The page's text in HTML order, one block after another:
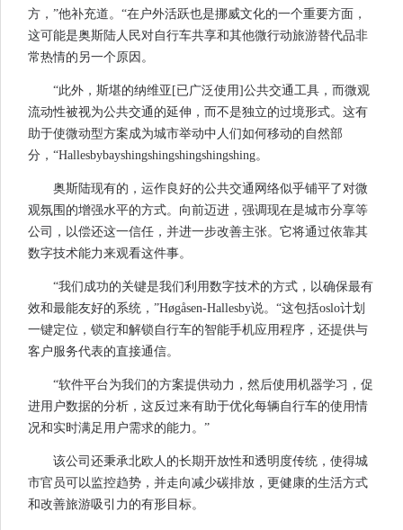
方，”他补充道。“在户外活跃也是挪威文化的一个重要方面，
这可能是奥斯陆人民对自行车共享和其他微行动旅游替代品非
常热情的另一个原因。
“此外，斯堪的纳维亚[已广泛使用]公共交通工具，而微观
流动性被视为公共交通的延伸，而不是独立的过境形式。这有
助于使微动型方案成为城市举动中人们如何移动的自然部
分，“Hallesbybayshingshingshingshingshing。
奥斯陆现有的，运作良好的公共交通网络似乎铺平了对微
观氛围的增强水平的方式。向前迈进，强调现在是城市分享等
公司，以偿还这一信任，并进一步改善主张。它将通过依靠其
数字技术能力来观看这件事。
“我们成功的关键是我们利用数字技术的方式，以确保最有
效和最能友好的系统，”Høgåsen-Hallesby说。“这包括oslo计划
一键定位，锁定和解锁自行车的智能手机应用程序，还提供与
客户服务代表的直接通信。
“软件平台为我们的方案提供动力，然后使用机器学习，促
进用户数据的分析，这反过来有助于优化每辆自行车的使用情
况和实时满足用户需求的能力。”
该公司还秉承北欧人的长期开放性和透明度传统，使得城
市官员可以监控趋势，并走向减少碳排放，更健康的生活方式
和改善旅游吸引力的有形目标。